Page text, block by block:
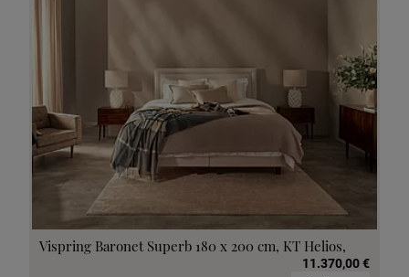
Vispring Baronet Superb 180 x 200 cm, KT Helios,
11.370,00 €